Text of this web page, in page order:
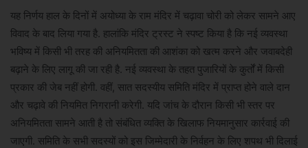
यह निर्णय हाल के दिनों में अयोध्या के राम मंदिर में चढ़ावा चोरी को लेकर सामने आए
विवाद के बाद लिया गया है. हालांकि मंदिर ट्रस्ट ने स्पष्ट किया है कि नई व्यवस्था
भविष्य में किसी भी तरह की अनियमितता की आशंका को खत्म करने और जवाबदेही
बढ़ाने के लिए लागू की जा रही है. नई व्यवस्था के तहत पुजारियों के कुर्तों में किसी
प्रकार की जेब नहीं होगी. वहीं, सात सदस्यीय समिति मंदिर में प्राप्त होने वाले दान
और चढ़ावे की नियमित निगरानी करेगी. यदि जांच के दौरान किसी भी स्तर पर
अनियमितता सामने आती है तो संबंधित व्यक्ति के खिलाफ नियमानुसार कार्रवाई की
जाएगी. समिति के सभी सदस्यों को इस जिम्मेदारी के निर्वहन के लिए शपथ भी दिलाई